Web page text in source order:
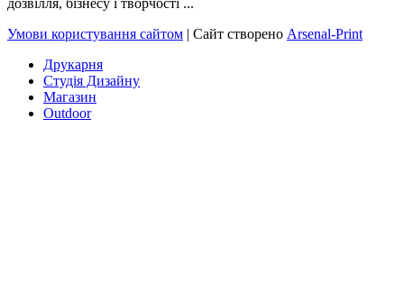
дозвілля, бізнесу і творчості ...
Умови користування сайтом | Сайт створено Arsenal-Print
Друкарня
Студія Дизайну
Магазин
Outdoor